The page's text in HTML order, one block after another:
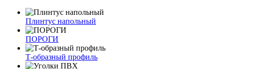
Плинтус напольный
ПОРОГИ
Т-образный профиль